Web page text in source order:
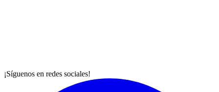
¡Síguenos en redes sociales!